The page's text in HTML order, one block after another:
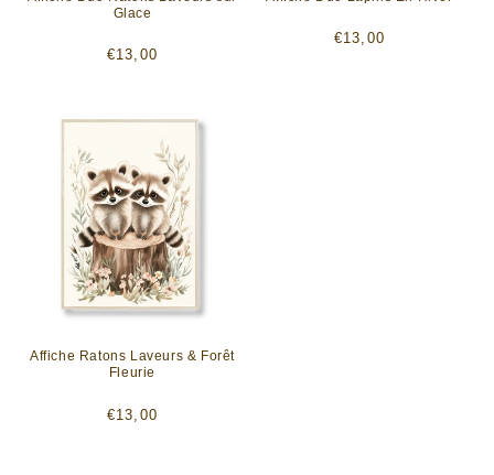
Glace
Prix
€13,00
Prix
€13,00
Affiche Ratons Laveurs & Forêt
Fleurie
Prix
€13,00